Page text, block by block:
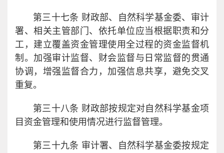
第三十七条 财政部、自然科学基金委、审计
署、相关主管部门、依托单位应当根据职责和分
工，建立覆盖资金管理使用全过程的资金监督机
制。加强审计监督、财会监督与日常监督的贯通
协调，增强监督合力，加强信息共享，避免交叉
重复。
第三十八条 财政部按规定对自然科学基金项
目资金管理和使用情况进行监督管理。
第三十九条 审计署、自然科学基金委按规定